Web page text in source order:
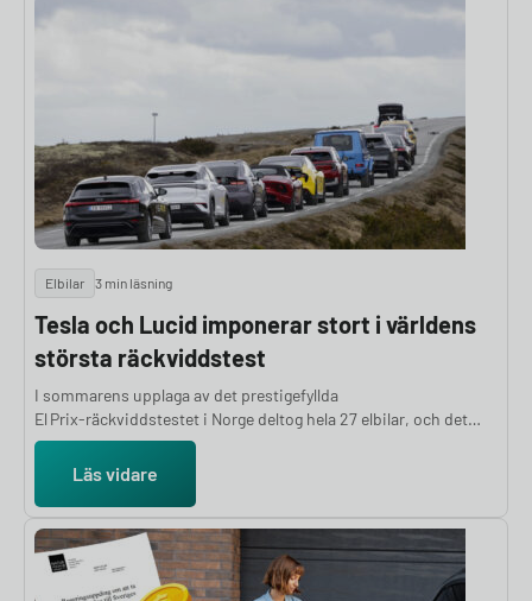
2026. Men, inget är beslutat ännu.
Elbilar 3 min läsning
Tesla och Lucid imponerar stort i världens
största räckviddstest
I sommarens upplaga av det prestigefyllda
El Prix‑räckviddstestet i Norge deltog hela 27 elbilar, och det
blev ett tufft toppmöte. Lucid Air satte nytt rekord med 832 km,
medan Tesla Model Y visade upp en imponerande avvikelse mot
Läs vidare